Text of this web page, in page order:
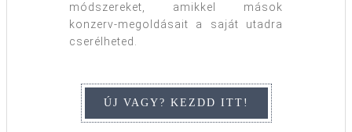
módszereket, amikkel mások
konzerv-megoldásait a saját utadra
cserélheted.